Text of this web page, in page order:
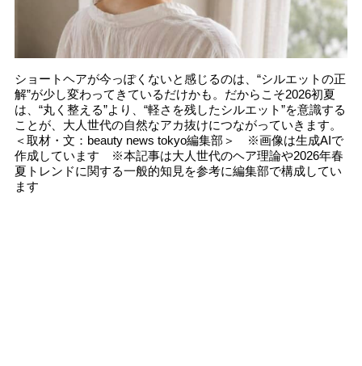
ショートヘアが今っぽくないと感じるのは、“シルエットの正
解”が少し変わってきているだけかも。だからこそ2026初夏
は、“丸く整える”より、“軽さを残したシルエット”を意識する
ことが、大人世代の自然なアカ抜けにつながっていきます。
＜取材・文：beauty news tokyo編集部＞ ※画像は生成AIで
作成しています ※本記事は大人世代のヘア理論や2026年春
夏トレンドに関する一般的知見を参考に編集部で構成してい
ます